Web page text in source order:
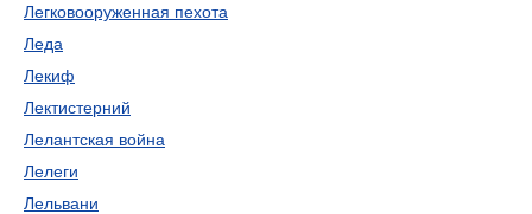
Легковооруженная пехота
Леда
Лекиф
Лектистерний
Лелантская война
Лелеги
Лельвани